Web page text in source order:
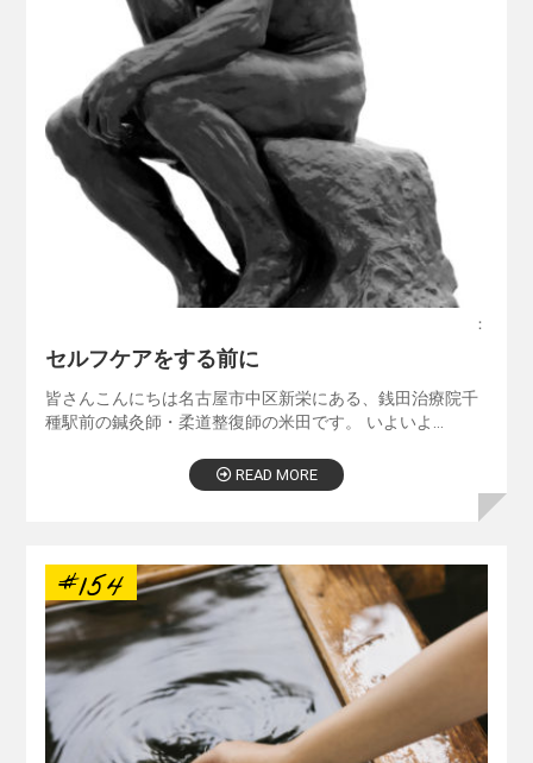
：
セルフケアをする前に
皆さんこんにちは名古屋市中区新栄にある、銭田治療院千
種駅前の鍼灸師・柔道整復師の米田です。 いよいよ…
READ MORE
#154